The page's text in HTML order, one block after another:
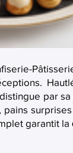
par
garantit la